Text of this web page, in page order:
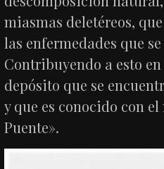
miasmas deletéreos,
las enfermedades que
Contribuyendo a esto
depósito que se
y que es conocido con el
Puente».